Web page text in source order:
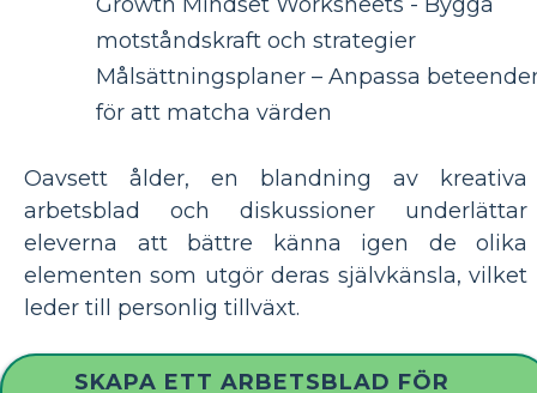
motståndskraft och strategier
Målsättningsplaner – Anpassa
för att matcha värden
Oavsett ålder, en blandning av kreativa
arbetsblad och diskussioner underlättar
eleverna att bättre känna igen de olika
elementen som utgör deras självkänsla, vilket
leder till personlig tillväxt.
SKAPA ETT ARBETSBLAD FÖR